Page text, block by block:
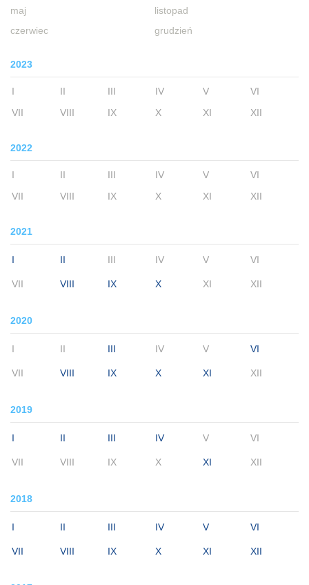
maj
czerwiec
listopad
grudzień
2023
I II III IV V
VI
VII
VIII IX X XI XII
2022
I II III IV V
VI
VII
VIII IX X XI XII
2021
I II III IV V VI
VII VIII IX X XI XII
2020
I II III IV V VI
VII VIII IX X XI XII
2019
I II III IV V VI
VII VIII IX X XI XII
2018
I II III IV V VI
VII VIII IX X XI XII